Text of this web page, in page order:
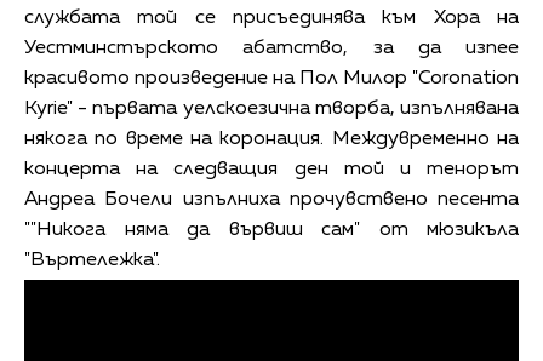
службата той се присъединява към Хора на
Уестминстърското абатство, за да изпее
красивото произведение на Пол Милор "Coronation
Kyrie" - първата уелскоезична творба, изпълнявана
някога по време на коронация. Междувременно на
концерта на следващия ден той и тенорът
Андреа Бочели изпълниха прочувствено песента
""Никога няма да вървиш сам" от мюзикъла
"Въртележка".